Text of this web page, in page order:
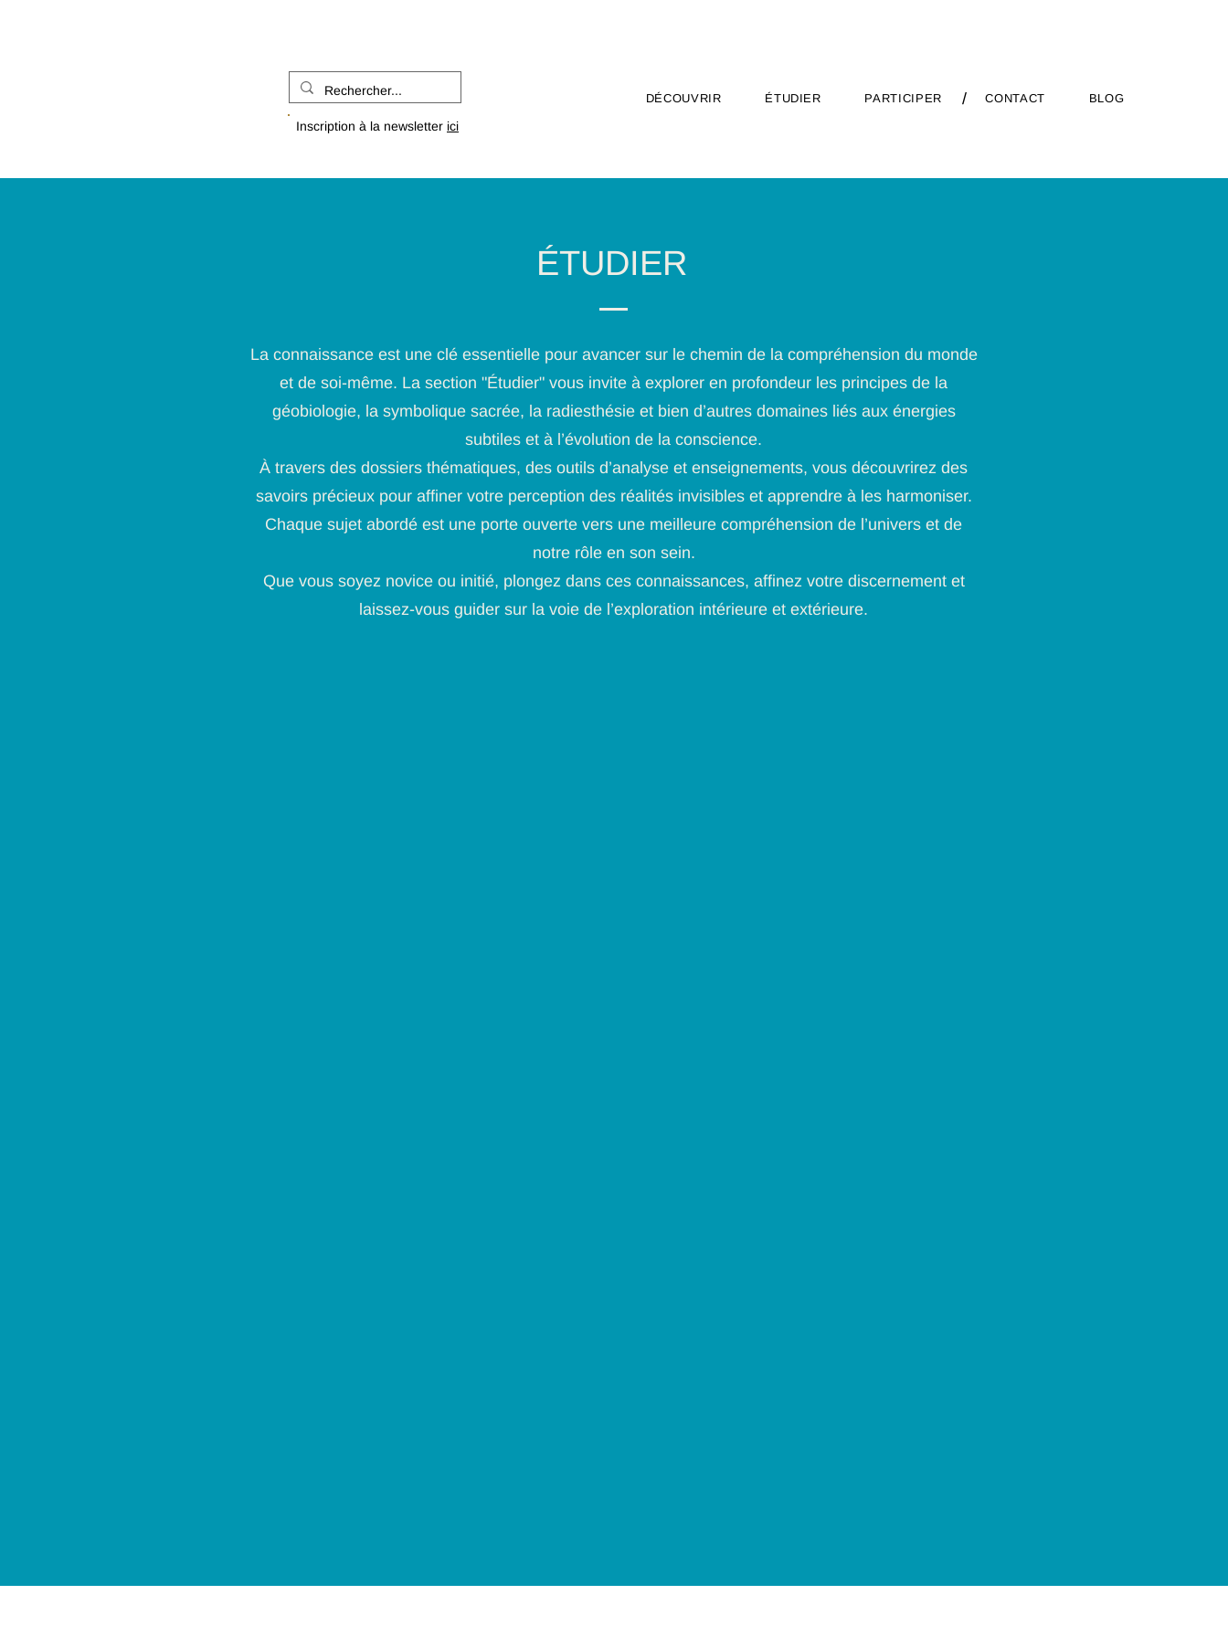
Inscription à la newsletter ici
/
DÉCOUVRIR ÉTUDIER PARTICIPER CONTACT BLOG
ÉTUDIER
La connaissance est une clé essentielle pour avancer sur le chemin de la compréhension du monde
et de soi-même. La section "Étudier" vous invite à explorer en profondeur les principes de la
géobiologie, la symbolique sacrée, la radiesthésie et bien d’autres domaines liés aux énergies
subtiles et à l’évolution de la conscience.
À travers des dossiers thématiques, des outils d’analyse et enseignements, vous découvrirez des
savoirs précieux pour affiner votre perception des réalités invisibles et apprendre à les harmoniser.
Chaque sujet abordé est une porte ouverte vers une meilleure compréhension de l’univers et de
notre rôle en son sein.
Que vous soyez novice ou initié, plongez dans ces connaissances, affinez votre discernement et
laissez-vous guider sur la voie de l’exploration intérieure et extérieure.